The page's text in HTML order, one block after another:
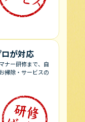
が対応
ナー研修まで、自
掃除・サービスの